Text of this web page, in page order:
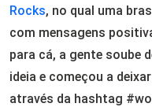
Rocks, no qual uma
com mensagens
para cá, a gente soube
ideia e começou a
através da hashtag